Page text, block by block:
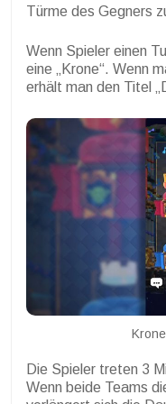
Türme des Gegners
Wenn Spieler einen
eine „Krone“. Wenn
erhält man den Titel
Die Spieler treten 3
Wenn beide Teams